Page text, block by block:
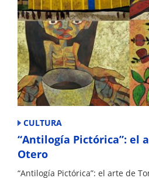
CULTURA
“Antilogía Pictórica”: el
Otero
“Antilogía Pictórica”: el arte de